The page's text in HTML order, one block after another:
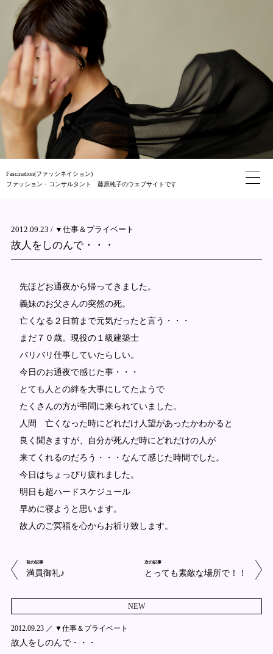
Fascination(ファッシネイション)
ファッション・コンサルタント 藤原純子のウェブサイトです
2012.09.23 / ▼仕事＆プライベート
故人をしのんで・・・
先ほどお通夜から帰ってきました。
義妹のお父さんの突然の死。
亡くなる２日前まで元気だったと言う・・・
まだ７０歳。現役の１級建築士
バリバリ仕事していたらしい。
今日のお通夜で感じた事・・・
とても人との絆を大事にしてたようで
たくさんの方が弔問に来られていました。
人間 亡くなった時にどれだけ人望があったかわかると
良く聞きますが、自分が死んだ時にどれだけの人が
来てくれるのだろう・・・なんて感じた時間でした。
今日はちょっぴり疲れました。
明日も超ハードスケジュール
早めに寝ようと思います。
故人のご冥福を心からお祈り致します。
前の記事
満員御礼♪
次の記事
とっても素敵な場所で！！
NEW
2012.09.23 ／ ▼仕事＆プライベート
故人をしのんで・・・